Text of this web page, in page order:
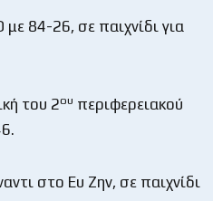
84-26, σε παιχνίδι για
του 2ου περιφερειακού
στο Ευ Ζην, σε παιχνίδι